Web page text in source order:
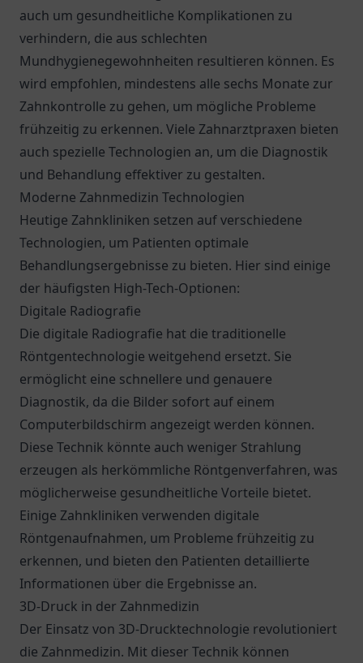
auch um gesundheitliche Komplikationen zu
verhindern, die aus schlechten
Mundhygienegewohnheiten resultieren können. Es
wird empfohlen, mindestens alle sechs Monate zur
Zahnkontrolle zu gehen, um mögliche Probleme
frühzeitig zu erkennen. Viele Zahnarztpraxen bieten
auch spezielle Technologien an, um die Diagnostik
und Behandlung effektiver zu gestalten.
Moderne Zahnmedizin Technologien
Heutige Zahnkliniken setzen auf verschiedene
Technologien, um Patienten optimale
Behandlungsergebnisse zu bieten. Hier sind einige
der häufigsten High-Tech-Optionen:
Digitale Radiografie
Die digitale Radiografie hat die traditionelle
Röntgentechnologie weitgehend ersetzt. Sie
ermöglicht eine schnellere und genauere
Diagnostik, da die Bilder sofort auf einem
Computerbildschirm angezeigt werden können.
Diese Technik könnte auch weniger Strahlung
erzeugen als herkömmliche Röntgenverfahren, was
möglicherweise gesundheitliche Vorteile bietet.
Einige Zahnkliniken verwenden digitale
Röntgenaufnahmen, um Probleme frühzeitig zu
erkennen, und bieten den Patienten detaillierte
Informationen über die Ergebnisse an.
3D-Druck in der Zahnmedizin
Der Einsatz von 3D-Drucktechnologie revolutioniert
die Zahnmedizin. Mit dieser Technik können